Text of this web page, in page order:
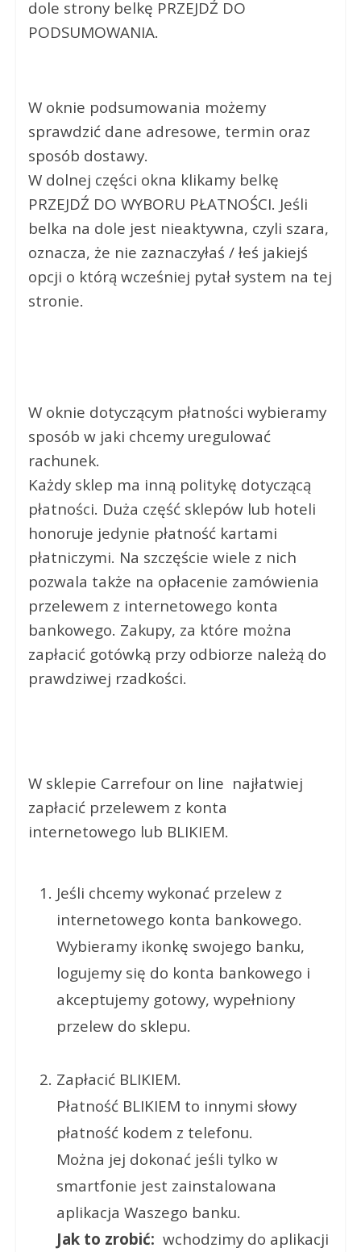
dole strony belkę PRZEJDŹ DO
PODSUMOWANIA.
W oknie podsumowania możemy
sprawdzić dane adresowe, termin oraz
sposób dostawy.
W dolnej części okna klikamy belkę
PRZEJDŹ DO WYBORU PŁATNOŚCI. Jeśli
belka na dole jest nieaktywna, czyli szara,
oznacza, że nie zaznaczyłaś / łeś jakiejś
opcji o którą wcześniej pytał system na tej
stronie.
W oknie dotyczącym płatności wybieramy
sposób w jaki chcemy uregulować
rachunek.
Każdy sklep ma inną politykę dotyczącą
płatności. Duża część sklepów lub hoteli
honoruje jedynie płatność kartami
płatniczymi. Na szczęście wiele z nich
pozwala także na opłacenie zamówienia
przelewem z internetowego konta
bankowego. Zakupy, za które można
zapłacić gotówką przy odbiorze należą do
prawdziwej rzadkości.
W sklepie Carrefour on line najłatwiej
zapłacić przelewem z konta
internetowego lub BLIKIEM.
Jeśli chcemy wykonać przelew z
internetowego konta bankowego.
Wybieramy ikonkę swojego banku,
logujemy się do konta bankowego i
akceptujemy gotowy, wypełniony
przelew do sklepu.
Zapłacić BLIKIEM.
Płatność BLIKIEM to innymi słowy
płatność kodem z telefonu.
Można jej dokonać jeśli tylko w
smartfonie jest zainstalowana
aplikacja Waszego banku.
Jak to zrobić: wchodzimy do aplikacji